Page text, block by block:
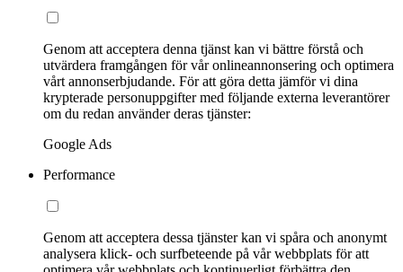
Genom att acceptera denna tjänst kan vi bättre förstå och
utvärdera framgången för vår onlineannonsering och optimera
vårt annonserbjudande. För att göra detta jämför vi dina
krypterade personuppgifter med följande externa leverantörer
om du redan använder deras tjänster:
Google Ads
Performance
Genom att acceptera dessa tjänster kan vi spåra och anonymt
analysera klick- och surfbeteende på vår webbplats för att